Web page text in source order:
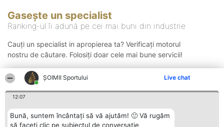
ȘOIMII Sportului Live chat
12:07
Bună, suntem încântați să vă ajutăm! 🙂 Vă rugăm
să faceți clic pe subiectul de conversație
Gasește un specialist
Ranking-ul îi adună pe cei mai buni din industrie
Cauți un specialist in apropierea ta? Verificați motorul
nostru de căutare. Folosiți doar cele mai bune servicii!